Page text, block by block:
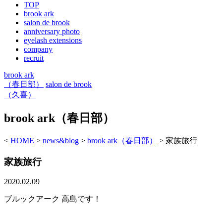
TOP
brook ark
salon de brook
anniversary photo
eyelash extensions
company
recruit
brook ark
（春日部）
salon de brook
（久喜）
brook ark（春日部）
< HOME > news&blog > brook ark（春日部） > 家族旅行
家族旅行
2020.02.09
ブルックアーク 高島です！